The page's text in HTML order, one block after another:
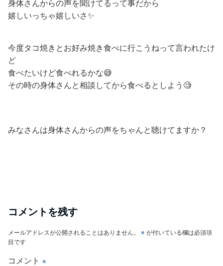
身体さんからの声を聞けてるって事だから
嬉しいっちゃ嬉しいさ✨
今度タコ焼きとお好み焼き食べに行こうねって言われたけ
ど
食べたいけど食べれるかな😅
その時の身体さんと相談してから食べるとしよう🧐
みなさんは身体さんからの声をちゃんと聴けてますか？
コメントを残す
メールアドレスが公開されることはありません。 ※ が付いている欄は必須項
目です
コメント ※